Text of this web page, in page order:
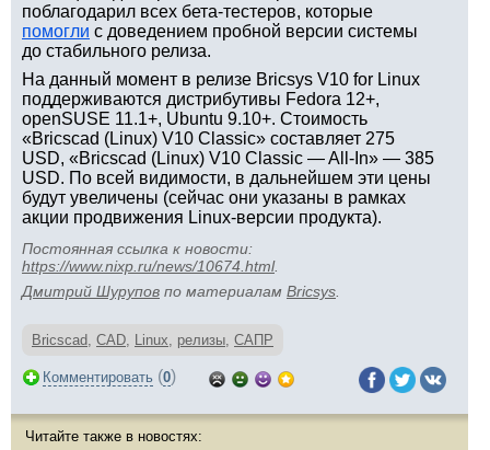
поблагодарил всех бета-тестеров, которые
помогли с доведением пробной версии системы
до стабильного релиза.
На данный момент в релизе Bricsys V10 for Linux
поддерживаются дистрибутивы Fedora 12+,
openSUSE 11.1+, Ubuntu 9.10+. Стоимость
«Bricscad (Linux) V10 Classic» составляет 275
USD, «Bricscad (Linux) V10 Classic — All-In» — 385
USD. По всей видимости, в дальнейшем эти цены
будут увеличены (сейчас они указаны в рамках
акции продвижения Linux-версии продукта).
Постоянная ссылка к новости:
https://www.nixp.ru/news/10674.html.
Дмитрий Шурупов по материалам Bricsys
Bricscad, CAD, Linux, релизы, САПР
Комментировать (0)
Читайте также в новостях: